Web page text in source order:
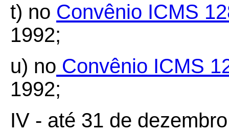
t) no Convênio ICMS
1992;
u) no Convênio ICMS
1992;
IV - até 31 de